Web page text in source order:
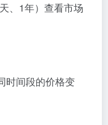
、1年）查看市场
时间段的价格变